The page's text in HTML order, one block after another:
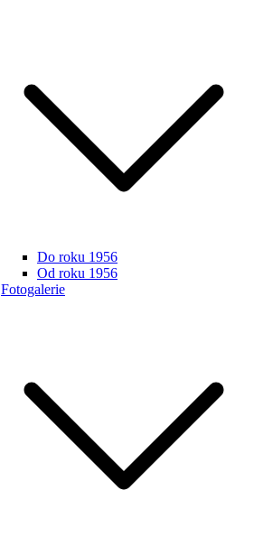
Do roku 1956
Od roku 1956
Fotogalerie